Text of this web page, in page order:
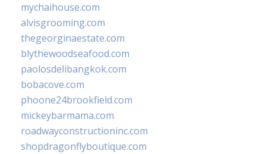
mychaihouse.com
alvisgrooming.com
thegeorginaestate.com
blythewoodseafood.com
paolosdelibangkok.com
bobacove.com
phoone24brookfield.com
mickeybarmama.com
roadwayconstructioninc.com
shopdragonflyboutique.com